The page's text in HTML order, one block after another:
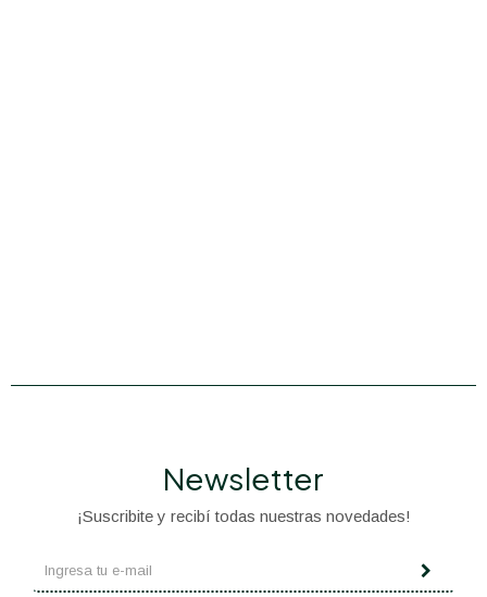
Newsletter
¡Suscribite y recibí todas nuestras novedades!